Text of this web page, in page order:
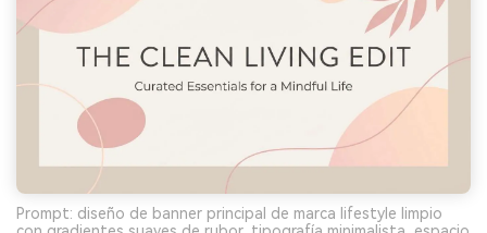
Prompt: diseño de banner principal de marca lifestyle limpio